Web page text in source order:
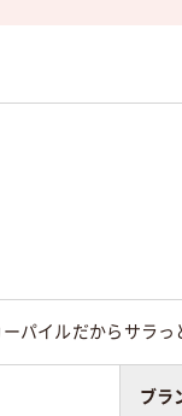
パイルだからサラっ
ブラ